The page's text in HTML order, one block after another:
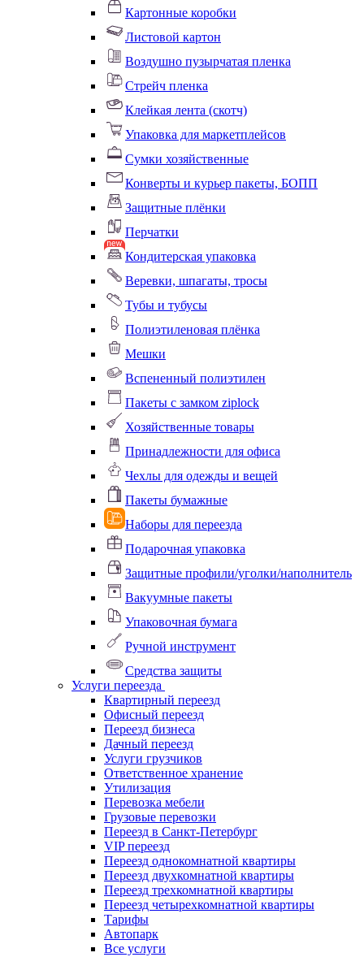
Картонные коробки
Листовой картон
Воздушно пузырчатая пленка
Стрейч пленка
Клейкая лента (скотч)
Упаковка для маркетплейсов
Сумки хозяйственные
Конверты и курьер пакеты, БОПП
Защитные плёнки
Перчатки
Кондитерская упаковка
Веревки, шпагаты, тросы
Тубы и тубусы
Полиэтиленовая плёнка
Мешки
Вспененный полиэтилен
Пакеты с замком ziplock
Хозяйственные товары
Принадлежности для офиса
Чехлы для одежды и вещей
Пакеты бумажные
Наборы для переезда
Подарочная упаковка
Защитные профили/уголки/наполнитель
Вакуумные пакеты
Упаковочная бумага
Ручной инструмент
Средства защиты
Услуги переезда
Квартирный переезд
Офисный переезд
Переезд бизнеса
Дачный переезд
Услуги грузчиков
Ответственное хранение
Утилизация
Перевозка мебели
Грузовые перевозки
Переезд в Санкт-Петербург
VIP переезд
Переезд однокомнатной квартиры
Переезд двухкомнатной квартиры
Переезд трехкомнатной квартиры
Переезд четырехкомнатной квартиры
Тарифы
Автопарк
Все услуги